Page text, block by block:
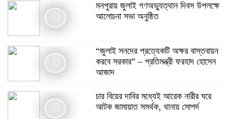
মনপুরায় জুলাই গণঅভ্যুত্থান দিবস উপলক্ষে
আলোচনা সভা অনুষ্ঠিত
“জুলাই সনদের প্রত্যেকটি অক্ষর বাস্তবায়ন
করবে সরকার” – প্রতিমন্ত্রী ফরহাদ হোসেন
আজাদ
চার বিয়ের দাবির মধ্যেই আরেক নারীর ঘরে
আটক জামায়াত সমর্থক, থানায় সোপর্দ